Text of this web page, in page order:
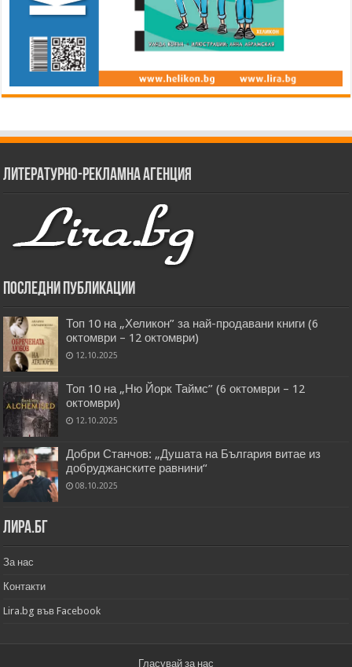
Литературно-рекламна агенция
Последни публикации
Топ 10 на „Хеликон” за най-продавани книги (6
октомври – 12 октомври)
12.10.2025
Топ 10 на „Ню Йорк Таймс” (6 октомври – 12
октомври)
12.10.2025
Добри Станчов: „Душата на България витае из
добруджанските равнини“
08.10.2025
Лира.бг
За нас
Контакти
Lira.bg във Facebook
Гласувай за нас